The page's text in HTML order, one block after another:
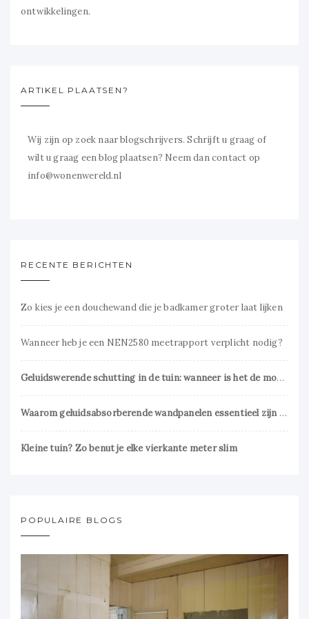
ontwikkelingen.
ARTIKEL PLAATSEN?
Wij zijn op zoek naar blogschrijvers. Schrijft u graag of
wilt u graag een blog plaatsen? Neem dan contact op
info@wonenwereld.nl
RECENTE BERICHTEN
Zo kies je een douchewand die je badkamer groter laat lijken
Wanneer heb je een NEN2580 meetrapport verplicht nodig?
Geluidswerende schutting in de tuin: wanneer is het de moeite waard?
Waarom geluidsabsorberende wandpanelen essentieel zijn voor een prettig interieur
Kleine tuin? Zo benut je elke vierkante meter slim
POPULAIRE BLOGS